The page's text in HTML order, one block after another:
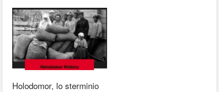
Holodomor, lo sterminio